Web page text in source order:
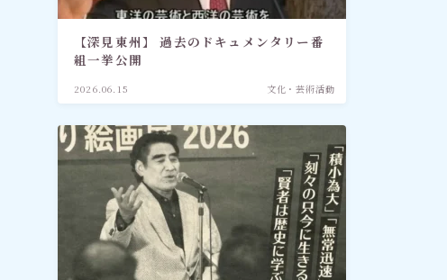
【深見東州】 過去のドキュメンタリー番
組一挙公開
2026.06.15 文化・芸術活動